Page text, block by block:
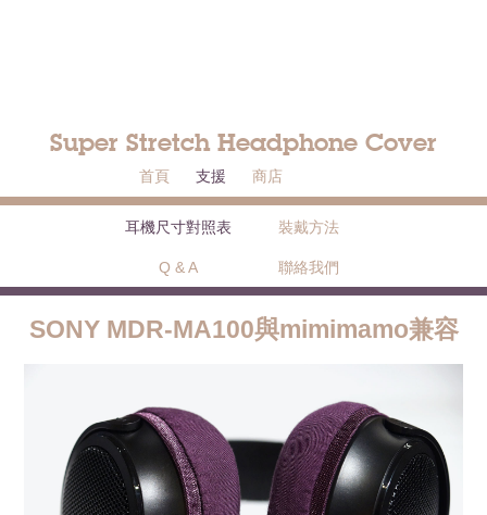
Super Stretch Headphone Cover
首頁 支援 商店
耳機尺寸對照表 裝戴方法
Q & A 聯絡我們
SONY MDR-MA100與mimimamo兼容